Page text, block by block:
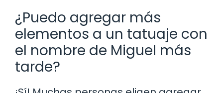
¿Puedo agregar más
elementos a un tatuaje con
el nombre de Miguel más
tarde?